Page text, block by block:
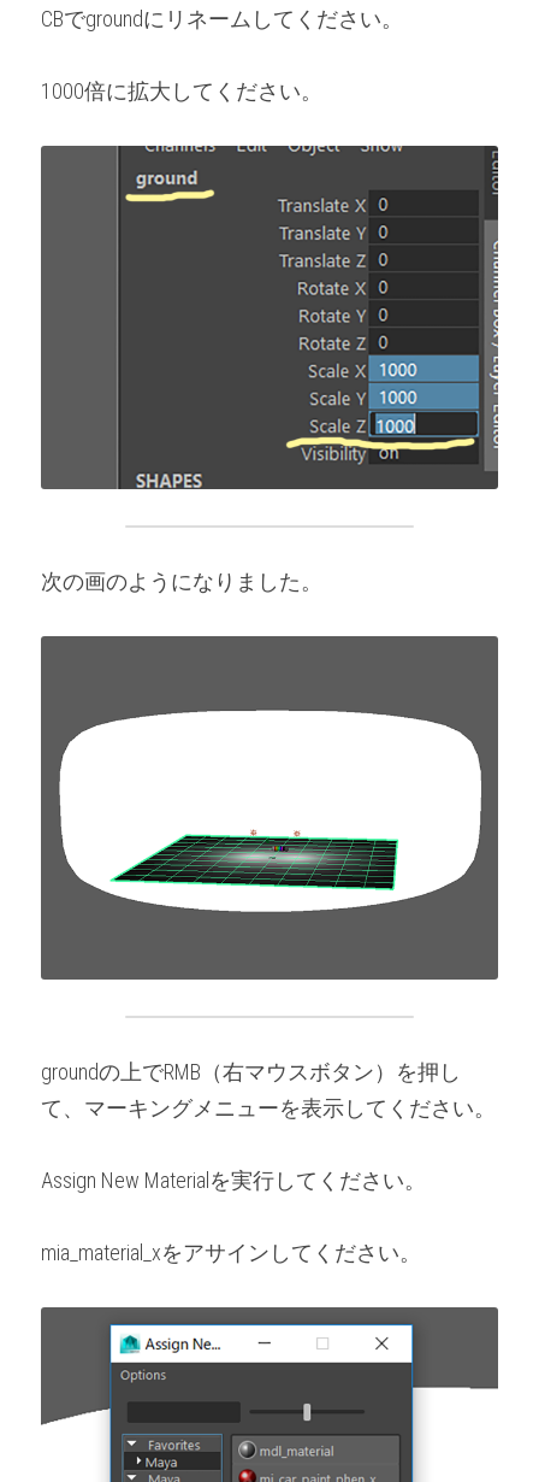
CBでgroundにリネームしてください。
1000倍に拡大してください。
次の画のようになりました。
groundの上でRMB（右マウスボタン）を押し
て、マーキングメニューを表示してください。
Assign New Materialを実行してください。
mia_material_xをアサインしてください。